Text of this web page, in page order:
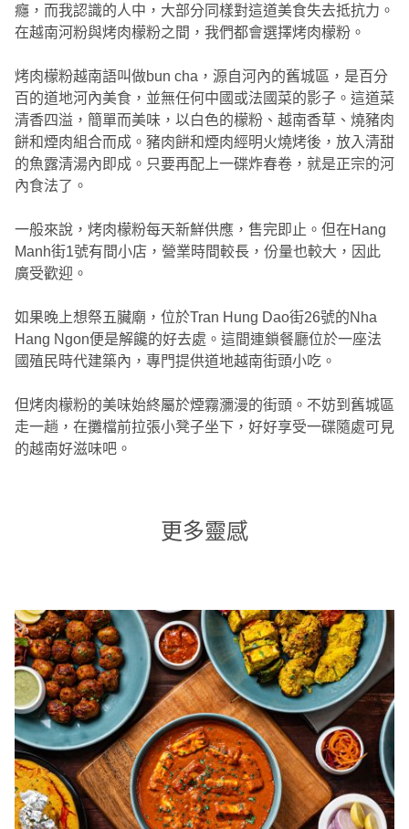
癮，而我認識的人中，大部分同樣對這道美食失去抵抗力。
在越南河粉與烤肉檬粉之間，我們都會選擇烤肉檬粉。
烤肉檬粉越南語叫做bun cha，源自河內的舊城區，是百分
百的道地河內美食，並無任何中國或法國菜的影子。這道菜
清香四溢，簡單而美味，以白色的檬粉、越南香草、燒豬肉
餅和煙肉組合而成。豬肉餅和煙肉經明火燒烤後，放入清甜
的魚露清湯內即成。只要再配上一碟炸春卷，就是正宗的河
內食法了。
一般來說，烤肉檬粉每天新鮮供應，售完即止。但在Hang
Manh街1號有間小店，營業時間較長，份量也較大，因此
廣受歡迎。
如果晚上想祭五臟廟，位於Tran Hung Dao街26號的Nha
Hang Ngon便是解饞的好去處。這間連鎖餐廳位於一座法
國殖民時代建築內，專門提供道地越南街頭小吃。
但烤肉檬粉的美味始終屬於煙霧瀰漫的街頭。不妨到舊城區
走一趟，在攤檔前拉張小凳子坐下，好好享受一碟隨處可見
的越南好滋味吧。
更多靈感